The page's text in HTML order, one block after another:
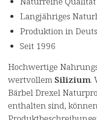
Langjähriges
Produktion in
Seit 1996
Hochwertige
wertvollemSilizium.
Bärbel Drexel
enthalten sind,